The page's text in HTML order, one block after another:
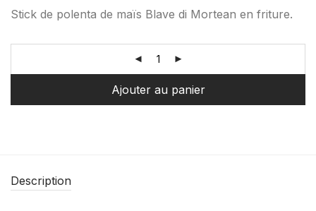
Stick de polenta de maïs Blave di Mortean en friture.
Ajouter au panier
Description